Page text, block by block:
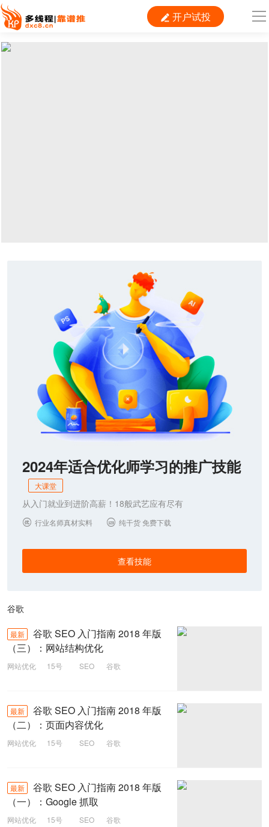
 开户试投
导
联系我们
2024年适合优化师学习的推广技能
大课堂
从入门就业到进阶高薪！18般武艺应有尽有
 行业名师真材实料  纯干货 免费下载
查看技能
谷歌
最新
谷歌 SEO 入门指南 2018 年版
（三）：网站结构优化
网站优化 15号 SEO 谷歌
最新
谷歌 SEO 入门指南 2018 年版
（二）：页面内容优化
网站优化 15号 SEO 谷歌
最新
谷歌 SEO 入门指南 2018 年版
（一）：Google 抓取
网站优化 15号 SEO 谷歌